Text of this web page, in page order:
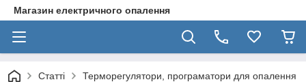
Магазин електричного опалення
Статті Терморегулятори, програматори для опалення